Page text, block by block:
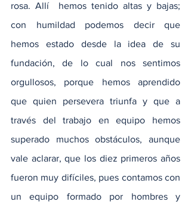
rosa. Allí  hemos tenido altas y bajas;
con humildad podemos decir que
hemos estado desde la idea de su
fundación, de lo cual nos sentimos
orgullosos, porque hemos aprendido
que quien persevera triunfa y que a
través del trabajo en equipo hemos
superado muchos obstáculos, aunque
vale aclarar, que los diez primeros años
fueron muy difíciles, pues contamos con
un equipo formado por hombres y